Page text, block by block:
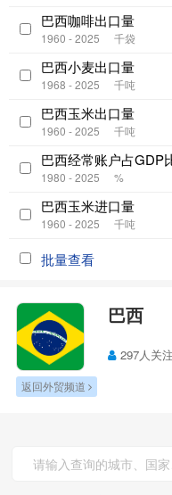
巴西咖啡出口量
1960 - 2025 千袋
巴西小麦出口量
1968 - 2025 千吨
巴西玉米出口量
1960 - 2025 千吨
巴西经常账户占GDP
1980 - 2025 %
巴西玉米进口量
1960 - 2025 千吨
批量查看
巴西
297人关注
返回外贸频道